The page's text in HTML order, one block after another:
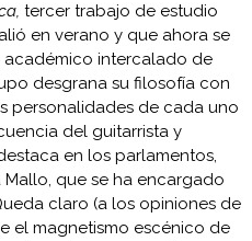
tercer trabajo de estudio
en verano y que ahora se
académico intercalado de
desgrana su filosofía con
personalidades de cada uno
del guitarrista y
en los parlamentos,
que se ha encargado
claro (a los opiniones de
el magnetismo escénico de